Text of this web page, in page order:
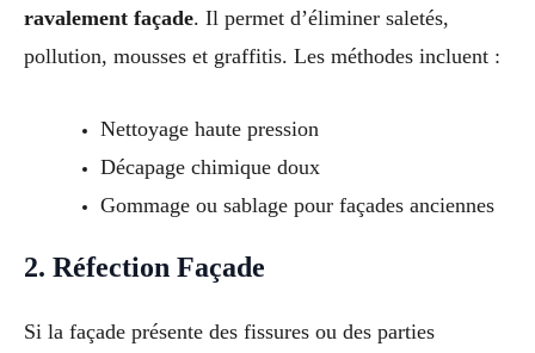
ravalement façade. Il permet d’éliminer saletés,
pollution, mousses et graffitis. Les méthodes incluent :
Nettoyage haute pression
Décapage chimique doux
Gommage ou sablage pour façades anciennes
2. Réfection Façade
Si la façade présente des fissures ou des parties